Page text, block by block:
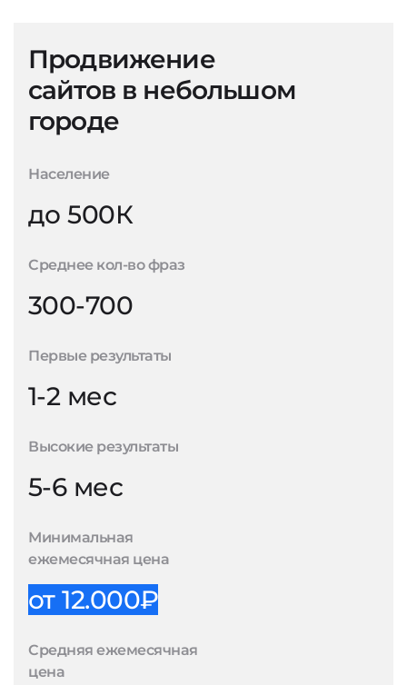
Продвижение
сайтов в небольшом
городе
Население
до 500К
Среднее кол-во фраз
300-700
Первые результаты
1-2 мес
Высокие результаты
5-6 мес
Минимальная
ежемесячная цена
от 12.000₽
Средняя ежемесячная
цена